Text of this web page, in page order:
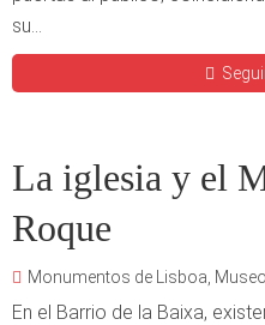
su...
La iglesia y el
Roque
Monumentos de Lisboa
En el Barrio de la Baixa,